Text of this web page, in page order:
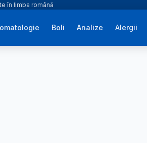
în limba română
Boli Analize Alergii